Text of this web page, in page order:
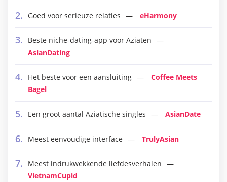
Goed voor serieuze relaties eHarmony
Beste niche-dating-app voor Aziaten
AsianDating
Het beste voor een aansluiting
Coffee Meets
Bagel
Een groot aantal Aziatische singles AsianDate
Meest eenvoudige interface TrulyAsian
Meest indrukwekkende liefdesverhalen
VietnamCupid